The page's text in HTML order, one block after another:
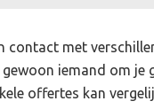
contact met
iemand om je
offertes kan